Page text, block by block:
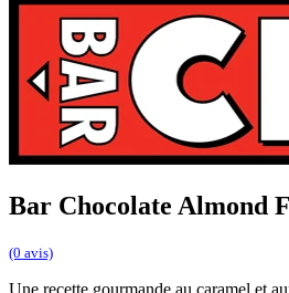
Bar Chocolate Almond
(0 avis)